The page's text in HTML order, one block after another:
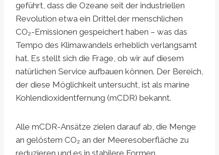
geführt, dass die Ozeane seit der industriellen
Revolution etwa ein Drittel der menschlichen
CO₂-Emissionen gespeichert haben – was das
Tempo des Klimawandels erheblich verlangsamt
hat. Es stellt sich die Frage, ob wir auf diesem
natürlichen Service aufbauen können. Der Bereich,
der diese Möglichkeit untersucht, ist als marine
Kohlendioxidentfernung (mCDR) bekannt.
Alle mCDR-Ansätze zielen darauf ab, die Menge
an gelöstem CO₂ an der Meeresoberfläche zu